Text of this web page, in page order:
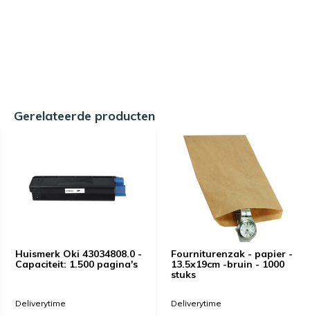
Gerelateerde producten
Huismerk Oki 43034808.0 -
Capaciteit: 1.500 pagina's
Deliverytime
Fourniturenzak - papier -
13.5x19cm -bruin - 1000
stuks
Deliverytime